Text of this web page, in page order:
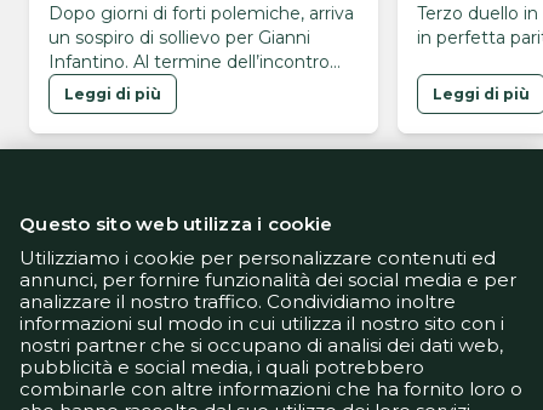
Dopo giorni di forti polemiche, arriva
un sospiro di sollievo per Gianni
Infantino. Al termine dell’incontro
andato in scena mercoledì 5 agosto
a Rabat, in Marocco, il Consiglio della
FIFA ha ribadito il pieno sostegno al
Generale della FIFA e i …
Leggi di più
Terzo duello
in perfetta
Leggi di più
Informativa Privacy
Informativa Cookie
Tech App
Gestione preferenze
support@goldbetlive.it
Questo sito web utilizza i cookie
Utilizziamo i cookie per personalizzare contenuti ed
annunci, per fornire funzionalità dei social media e per
analizzare il nostro traffico. Condividiamo inoltre
informazioni sul modo in cui utilizza il nostro sito con i
nostri partner che si occupano di analisi dei dati web,
pubblicità e social media, i quali potrebbero
combinarle con altre informazioni che ha fornito loro o